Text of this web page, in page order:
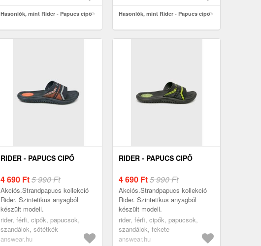
Hasonlók, mint Rider - Papucs cipő Hasonlók, mint Rider - Papucs cipő
RIDER - PAPUCS CIPŐ
4 690 Ft5 990 Ft
Akciós.Strandpapucs kollekció
Rider. Szintetikus anyagból
készült modell.
rider, férfi, cipők, papucsok,
szandálok, sötétkék
answear.hu
RIDER - PAPUCS CIPŐ
4 690 Ft5 990 Ft
Akciós.Strandpapucs kollekció
Rider. Szintetikus anyagból
készült modell.
rider, férfi, cipők, papucsok,
szandálok, fekete
answear.hu